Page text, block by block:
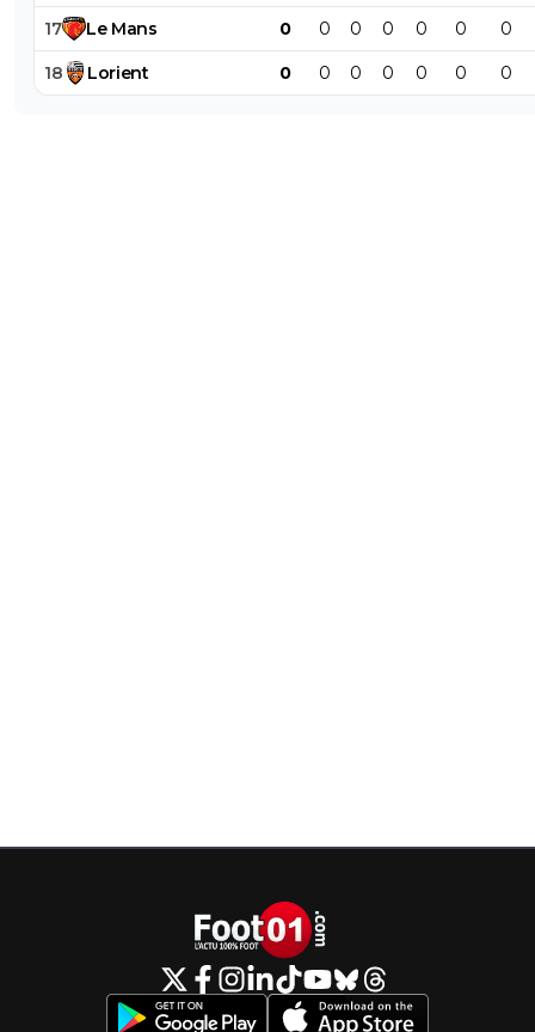
17 Le Mans 0 0 0 0 0 0 0
18 Lorient 0 0 0 0 0 0 0